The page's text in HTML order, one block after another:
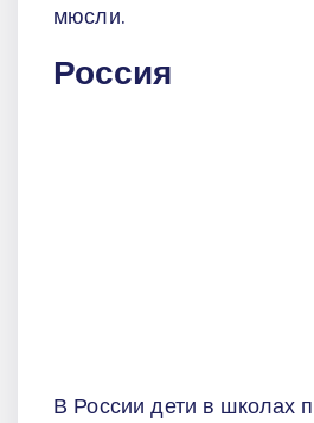
мюсли.
Россия
В России дети в школах